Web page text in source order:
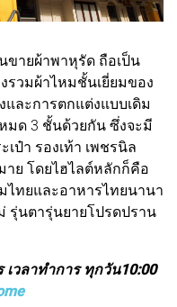
ขายผ้าพาหุรัด ถือเป็น
รวมผ้าไหมชั้นเยี่ยมของ
และการตกแต่งแบบเดิม
มด 3 ชั้นด้วยกัน ซึ่งจะมี
เป๋า รองเท้า เพชรนิล
าย โดยไฮไลต์หลักก็คือ
ทยและอาหารไทยนานา
รุ่นตารุ่นยายโปรดปราน
เวลาทำการ ทุกวัน10:00